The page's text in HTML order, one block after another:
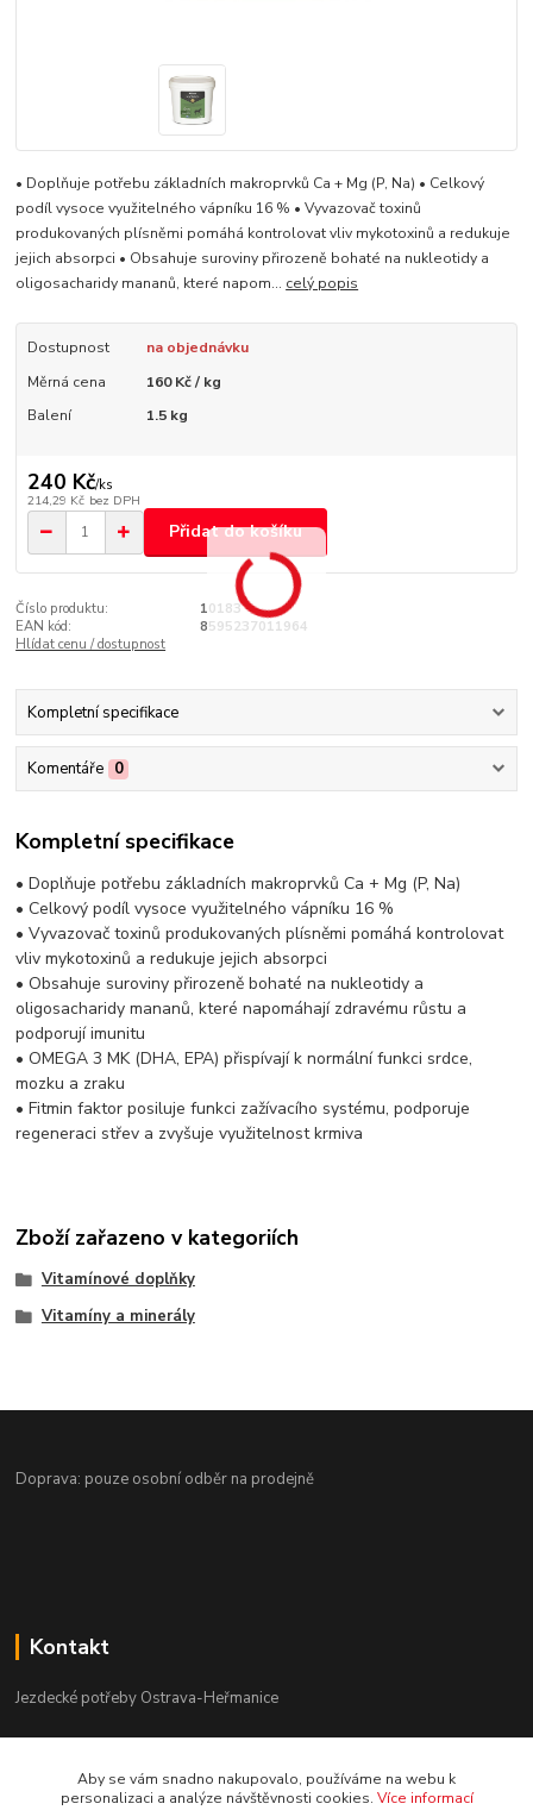
• Doplňuje potřebu základních makroprvků Ca + Mg (P, Na) • Celkový
podíl vysoce využitelného vápníku 16 % • Vyvazovač toxinů
produkovaných plísněmi pomáhá kontrolovat vliv mykotoxinů a redukuje
jejich absorpci • Obsahuje suroviny přirozeně bohaté na nukleotidy a
oligosacharidy mananů, které napom... celý popis
Dostupnost
na objednávku
Měrná cena
160 Kč / kg
Balení
1.5 kg
240 Kč/ks
214,29 Kč bez DPH
Přidat do košíku
Číslo produktu:
10183
EAN kód:
8595237011964
Hlídat cenu / dostupnost
Kompletní specifikace
Komentáře 0
Kompletní specifikace
• Doplňuje potřebu základních makroprvků Ca + Mg (P, Na)
• Celkový podíl vysoce využitelného vápníku 16 %
• Vyvazovač toxinů produkovaných plísněmi pomáhá kontrolovat
vliv mykotoxinů a redukuje jejich absorpci
• Obsahuje suroviny přirozeně bohaté na nukleotidy a
oligosacharidy mananů, které napomáhají zdravému růstu a
podporují imunitu
• OMEGA 3 MK (DHA, EPA) přispívají k normální funkci srdce,
mozku a zraku
• Fitmin faktor posiluje funkci zažívacího systému, podporuje
regeneraci střev a zvyšuje využitelnost krmiva
Zboží zařazeno v kategoriích
Vitamínové doplňky
Vitamíny a minerály
Doprava: pouze osobní odběr na prodejně
Kontakt
Jezdecké potřeby Ostrava-Heřmanice
Po-Pá 9:30 - 17:30
Aby se vám snadno nakupovalo, používáme na webu k
personalizaci a analýze návštěvnosti cookies. Více informací